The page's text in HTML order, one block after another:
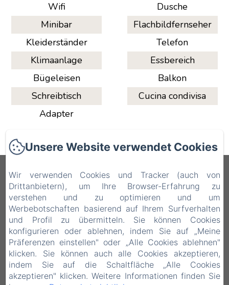
Wifi
Minibar
Kleiderständer
Klimaanlage
Bügeleisen
Schreibtisch
Adapter
Dusche
Flachbildfernseher
Telefon
Essbereich
Balkon
Cucina condivisa
QAL’AT COVE
Via John F. Kennedy, 16, 93100 Caltanissetta
CL, Caltanissetta CL, 93100, Italien
qalataparthotel@gmail.com
+39 3936846279
+39 328-6590308 | +39 0934-21734
Unsere Website verwendet Cookies
Wir verwenden Cookies und Tracker (auch von
Drittanbietern), um Ihre Browser-Erfahrung zu
verstehen und zu optimieren und um
Werbebotschaften basierend auf Ihrem Surfverhalten
und Profil zu übermitteln. Sie können Cookies
konfigurieren oder ablehnen, indem Sie auf „Meine
Präferenzen einstellen" oder „Alle Cookies ablehnen"
klicken. Sie können auch alle Cookies akzeptieren,
indem Sie auf die Schaltfläche „Alle Cookies
akzeptieren" klicken. Weitere Informationen finden Sie